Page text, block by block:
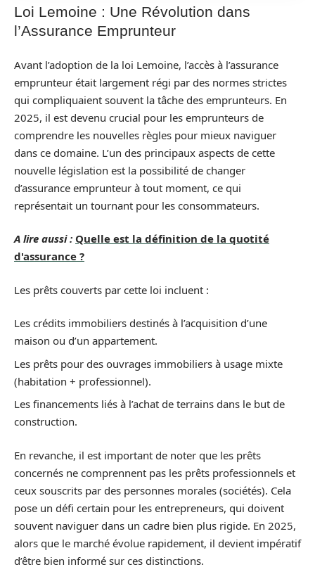
Loi Lemoine : Une Révolution dans
l’Assurance Emprunteur
Avant l’adoption de la loi Lemoine, l’accès à l’assurance
emprunteur était largement régi par des normes strictes
qui compliquaient souvent la tâche des emprunteurs. En
2025, il est devenu crucial pour les emprunteurs de
comprendre les nouvelles règles pour mieux naviguer
dans ce domaine. L’un des principaux aspects de cette
nouvelle législation est la possibilité de changer
d’assurance emprunteur à tout moment, ce qui
représentait un tournant pour les consommateurs.
A lire aussi : Quelle est la définition de la quotité
d'assurance ?
Les prêts couverts par cette loi incluent :
Les crédits immobiliers destinés à l’acquisition d’une
maison ou d’un appartement.
Les prêts pour des ouvrages immobiliers à usage mixte
(habitation + professionnel).
Les financements liés à l’achat de terrains dans le but de
construction.
En revanche, il est important de noter que les prêts
concernés ne comprennent pas les prêts professionnels et
ceux souscrits par des personnes morales (sociétés). Cela
pose un défi certain pour les entrepreneurs, qui doivent
souvent naviguer dans un cadre bien plus rigide. En 2025,
alors que le marché évolue rapidement, il devient impératif
d’être bien informé sur ces distinctions.